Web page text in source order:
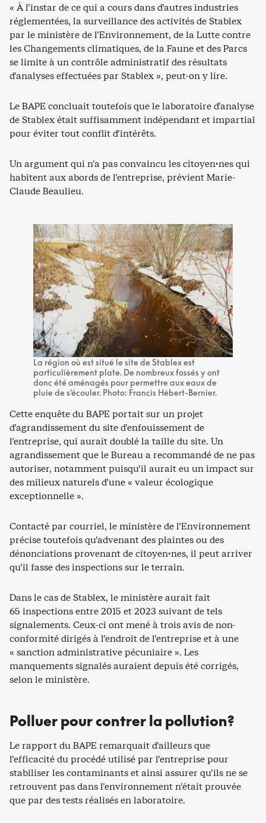
« À l’instar de ce qui a cours dans d’autres industries
réglementées, la surveillance des activités de Stablex
par le ministère de l’Environnement, de la Lutte contre
les Changements climatiques, de la Faune et des Parcs
se limite à un contrôle administratif des résultats
d’analyses effectuées par Stablex », peut-on y lire.
Le BAPE concluait toutefois que le laboratoire d’analyse
de Stablex était suffisamment indépendant et impartial
pour éviter tout conflit d’intérêts.
Un argument qui n’a pas convaincu les citoyen·nes qui
habitent aux abords de l’entreprise, prévient Marie-
Claude Beaulieu.
La région où est situé le site de Stablex est
particulièrement plate. De nombreux fossés y ont
donc été aménagés pour permettre aux eaux de
pluie de s’écouler. Photo: Francis Hébert-Bernier.
Cette enquête du BAPE portait sur un projet
d’agrandissement du site d’enfouissement de
l’entreprise, qui aurait doublé la taille du site. Un
agrandissement que le Bureau a recommandé de ne pas
autoriser, notamment puisqu’il aurait eu un impact sur
des milieux naturels d’une « valeur écologique
exceptionnelle ».
Contacté par courriel, le ministère de l’Environnement
précise toutefois qu’advenant des plaintes ou des
dénonciations provenant de citoyen·nes, il peut arriver
qu’il fasse des inspections sur le terrain.
Dans le cas de Stablex, le ministère aurait fait
65 inspections entre 2015 et 2023 suivant de tels
signalements. Ceux-ci ont mené à trois avis de non-
conformité dirigés à l’endroit de l’entreprise et à une
« sanction administrative pécuniaire ». Les
manquements signalés auraient depuis été corrigés,
selon le ministère.
Polluer pour contrer la pollution?
Le rapport du BAPE remarquait d’ailleurs que
l’efficacité du procédé utilisé par l’entreprise pour
stabiliser les contaminants et ainsi assurer qu’ils ne se
retrouvent pas dans l’environnement n’était prouvée
que par des tests réalisés en laboratoire.